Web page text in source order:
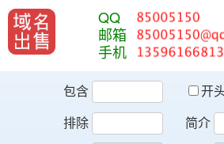
QQ
邮箱
手机
包含 开
排除
简介